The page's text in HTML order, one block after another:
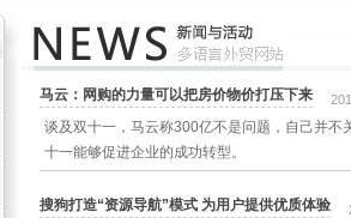
马云：网购的力量可以把房价物价打压下来
谈及双十一，马云称300亿不是问题，自己并
十一能够促进企业的成功转型。
搜狗打造“资源导航”模式 为用户提供优质体验